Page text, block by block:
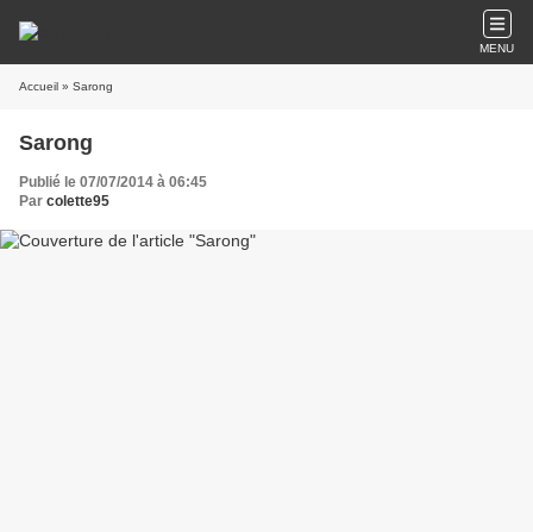
MENU
Accueil » Sarong
Sarong
Publié le 07/07/2014 à 06:45
Par colette95